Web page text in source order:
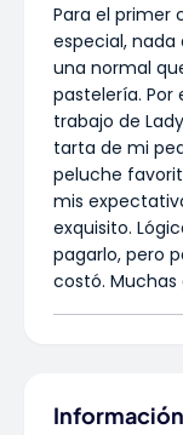
Para el primer
especial,
una normal
pastelería. Por
trabajo de
tarta de mi
peluche
mis
exquisito.
pagarlo, pero
costó. Muchas